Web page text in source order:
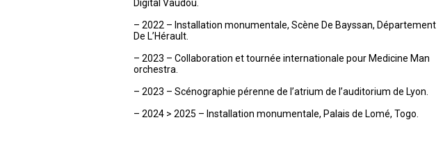
Digital Vaudou.
– 2022 – Installation monumentale, Scène De Bayssan, Département
De L’Hérault.
– 2023 – Collaboration et tournée internationale pour Medicine Man
orchestra.
– 2023 – Scénographie pérenne de l’atrium de l’auditorium de Lyon.
– 2024 > 2025 – Installation monumentale, Palais de Lomé, Togo.